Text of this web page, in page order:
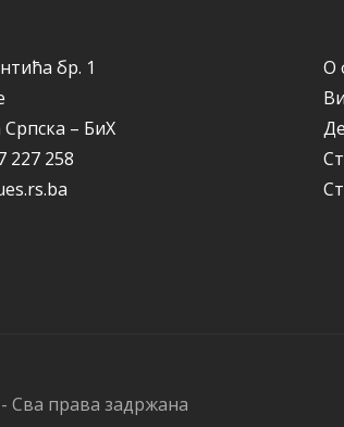
бр. 1
– БиХ
227 258
О
Сва права задржана